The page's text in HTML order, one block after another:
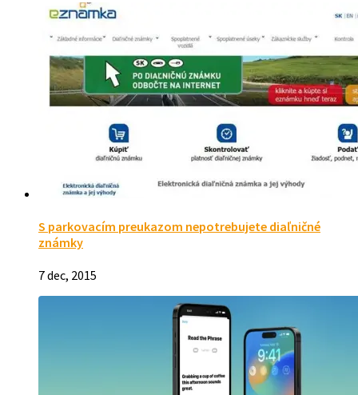
S parkovacím preukazom nepotrebujete diaľničné
známky
7 dec, 2015